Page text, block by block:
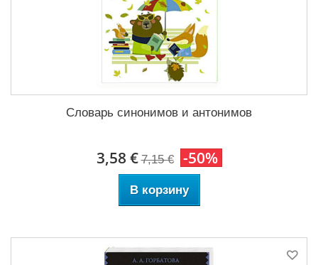
Словарь синонимов и антонимов
3,58 € 7,15 € -50%
В корзину